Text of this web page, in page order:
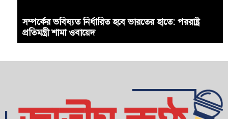
সম্পর্কের ভবিষ্যত নির্ধারিত হবে ভারতের হাতে: পররাষ্ট্র
প্রতিমন্ত্রী শামা ওবায়েদ